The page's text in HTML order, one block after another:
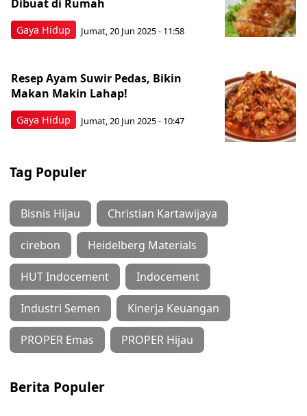
Gaya Hidup
Dibuat di Rumah
Jumat, 20 Jun 2025 - 11:58
Gaya Hidup
Resep Ayam Suwir Pedas, Bikin
Makan Makin Lahap!
Jumat, 20 Jun 2025 - 10:47
Tag Populer
Bisnis Hijau Christian Kartawijaya
cirebon Heidelberg Materials
HUT Indocement Indocement
Industri Semen Kinerja Keuangan
PROPER Emas PROPER Hijau
Berita Populer